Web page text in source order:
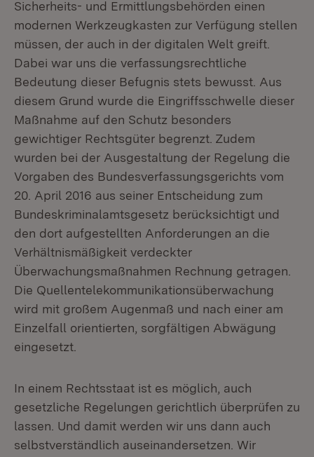
Sicherheits- und Ermittlungsbehörden einen
modernen Werkzeugkasten zur Verfügung stellen
müssen, der auch in der digitalen Welt greift.
Dabei war uns die verfassungsrechtliche
Bedeutung dieser Befugnis stets bewusst. Aus
diesem Grund wurde die Eingriffsschwelle dieser
Maßnahme auf den Schutz besonders
gewichtiger Rechtsgüter begrenzt. Zudem
wurden bei der Ausgestaltung der Regelung die
Vorgaben des Bundesverfassungsgerichts vom
20. April 2016 aus seiner Entscheidung zum
Bundeskriminalamtsgesetz berücksichtigt und
den dort aufgestellten Anforderungen an die
Verhältnismäßigkeit verdeckter
Überwachungsmaßnahmen Rechnung getragen.
Die Quellentelekommunikationsüberwachung
wird mit großem Augenmaß und nach einer am
Einzelfall orientierten, sorgfältigen Abwägung
eingesetzt.
In einem Rechtsstaat ist es möglich, auch
gesetzliche Regelungen gerichtlich überprüfen zu
lassen. Und damit werden wir uns dann auch
selbstverständlich auseinandersetzen. Wir